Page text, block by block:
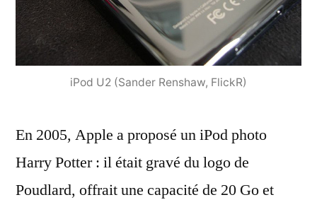
iPod U2 (Sander Renshaw, FlickR)
En 2005, Apple a proposé un iPod photo
Harry Potter : il était gravé du logo de
Poudlard, offrait une capacité de 20 Go et